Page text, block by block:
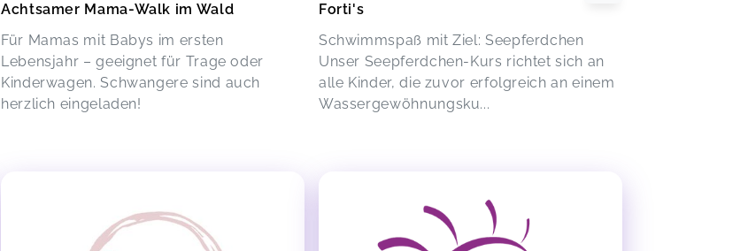
Achtsamer Mama-Walk im Wald
Für Mamas mit Babys im ersten
Lebensjahr – geeignet für Trage oder
Kinderwagen. Schwangere sind auch
herzlich eingeladen!
Forti's
Schwimmspaß mit Ziel: Seepferdchen
Unser Seepferdchen-Kurs richtet sich an
alle Kinder, die zuvor erfolgreich an einem
Wassergewöhnungsku...